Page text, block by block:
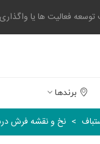
فعالیت ها یا واگذاری
برندها
> نخ و نقشه فرش